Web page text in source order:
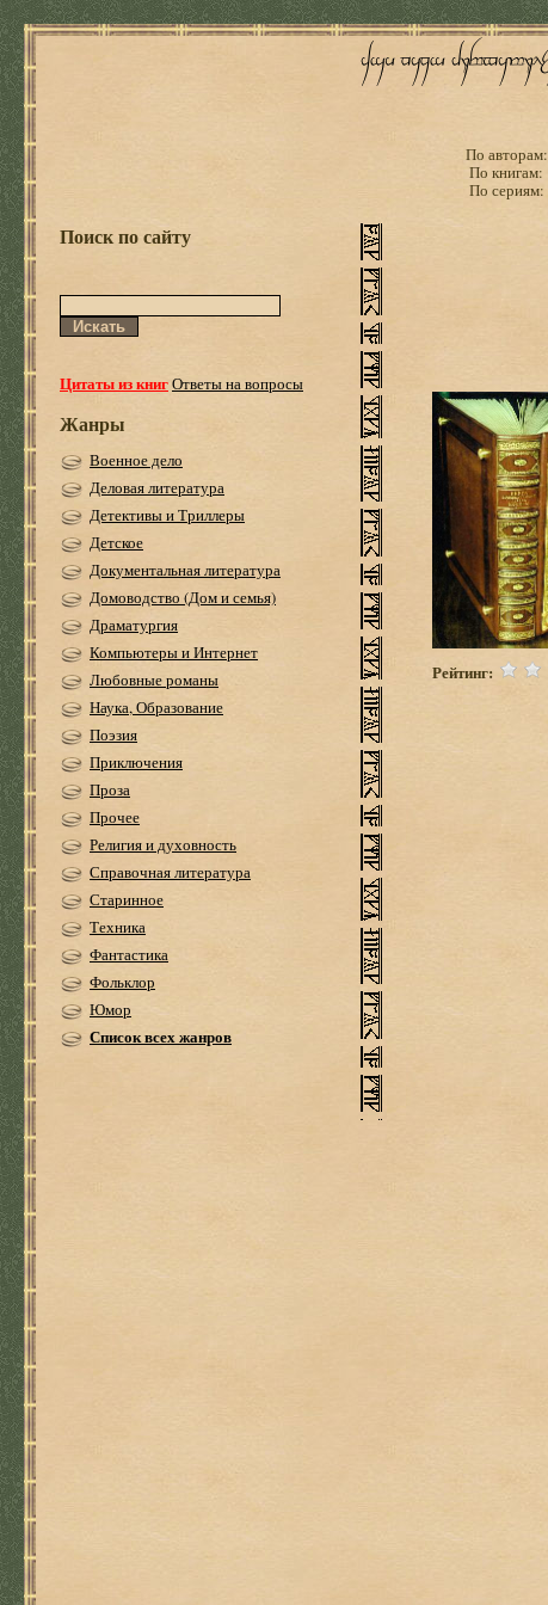
По авторам:
По книгам:
По сериям:
Поиск по сайту
Цитаты из книгОтветы на вопросы
Жанры
Военное дело
Деловая литература
Детективы и Триллеры
Детское
Документальная литература
Домоводство (Дом и семья)
Драматургия
Компьютеры и Интернет
Любовные романы
Наука, Образование
Поэзия
Приключения
Проза
Прочее
Религия и духовность
Справочная литература
Старинное
Техника
Фантастика
Фольклор
Юмор
Список всех жанров
Рейтинг: